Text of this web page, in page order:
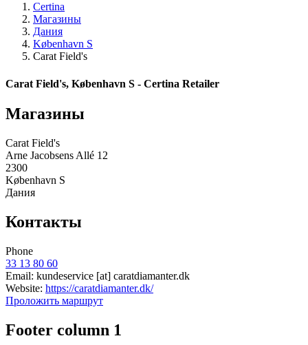
Certina
Магазины
Дания
København S
Carat Field's
Carat Field's, København S - Certina Retailer
Магазины
Carat Field's
Arne Jacobsens Allé 12
2300
København S
Дания
Контакты
Phone
33 13 80 60
Email: kundeservice [at] caratdiamanter.dk
Website: https://caratdiamanter.dk/
Проложить маршрут
Footer column 1